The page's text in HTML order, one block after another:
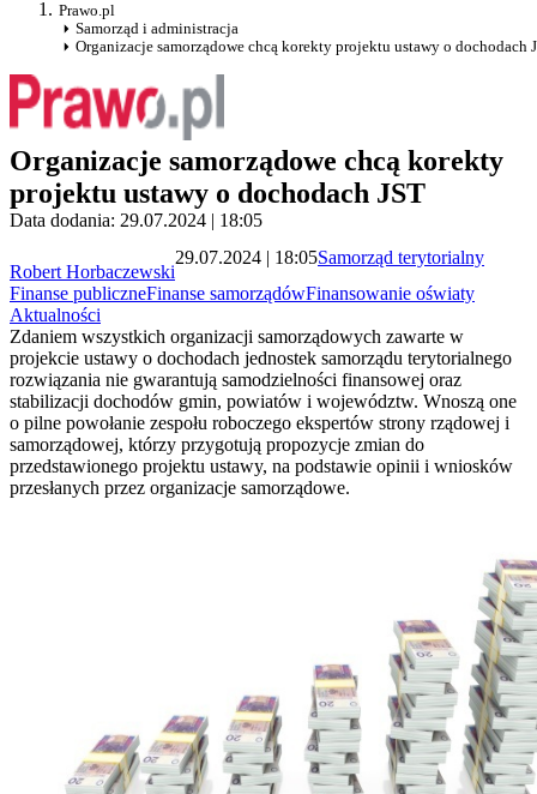
Prawo.pl
Samorząd i administracja
Organizacje samorządowe chcą korekty projektu ustawy o dochodach
Organizacje samorządowe chcą korekty
projektu ustawy o dochodach JST
Data dodania: 29.07.2024 | 18:05
Robert Horbaczewski
29.07.2024 | 18:05Samorząd terytorialny
Finanse publiczneFinanse samorządówFinansowanie oświaty
Aktualności
Zdaniem wszystkich organizacji samorządowych zawarte w
projekcie ustawy o dochodach jednostek samorządu terytorialnego
rozwiązania nie gwarantują samodzielności finansowej oraz
stabilizacji dochodów gmin, powiatów i województw. Wnoszą one
o pilne powołanie zespołu roboczego ekspertów strony rządowej i
samorządowej, którzy przygotują propozycje zmian do
przedstawionego projektu ustawy, na podstawie opinii i wniosków
przesłanych przez organizacje samorządowe.